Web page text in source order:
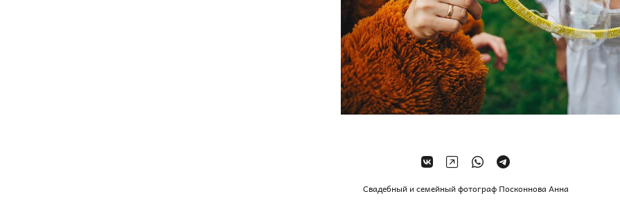
Свадебный и семейный фотограф Посконнова Анна